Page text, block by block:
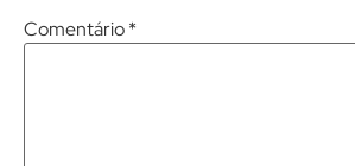
Comentário*